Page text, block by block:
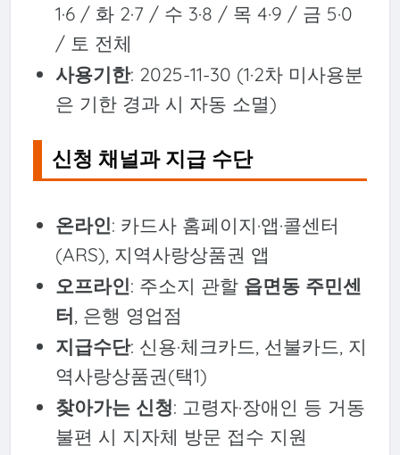
1·6 / 화 2·7 / 수 3·8 / 목 4·9 / 금 5·0
/ 토 전체
사용기한: 2025-11-30 (1·2차 미사용분
은 기한 경과 시 자동 소멸)
신청 채널과 지급 수단
온라인: 카드사 홈페이지·앱·콜센터
(ARS), 지역사랑상품권 앱
오프라인: 주소지 관할 읍면동 주민센
터, 은행 영업점
지급수단: 신용·체크카드, 선불카드, 지
역사랑상품권(택1)
찾아가는 신청: 고령자·장애인 등 거동
불편 시 지자체 방문 접수 지원